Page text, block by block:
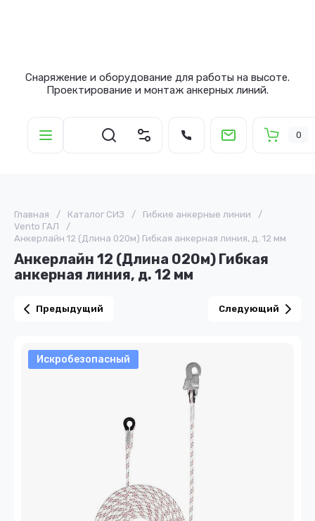
Снаряжение и оборудование для работы на высоте.
Проектирование и монтаж анкерных линий.
0
Главная / Каталог СИЗ / Гибкие анкерные линии
/
Vento ГАЛ
/
Анкерлайн 12 (Длина 020м) Гибкая анкерная линия, д. 12 мм
Анкерлайн 12 (Длина 020м) Гибкая
анкерная линия, д. 12 мм
Предыдущий Следующий
Искробезопасный